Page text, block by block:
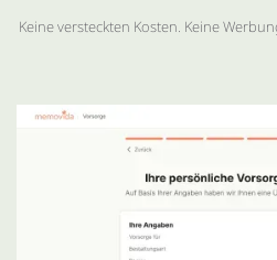
Keine versteckten Kosten. Keine